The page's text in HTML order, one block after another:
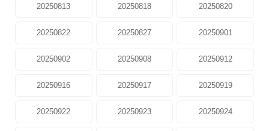
20250813 20250818 20250820
20250822 20250827 20250901
20250902 20250908 20250912
20250916 20250917 20250919
20250922 20250923 20250924